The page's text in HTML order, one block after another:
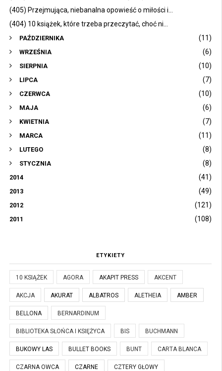
(405) Przejmująca, niebanalna opowieść o miłości i...
(404) 10 książek, które trzeba przeczytać, choć ni...
PAŹDZIERNIKA (11)
WRZEŚNIA (6)
SIERPNIA (10)
LIPCA (7)
CZERWCA (10)
MAJA (6)
KWIETNIA (7)
MARCA (11)
LUTEGO (8)
STYCZNIA (8)
2014 (41)
2013 (49)
2012 (121)
2011 (108)
ETYKIETY
10 KSIĄŻEK AGORA AKAPIT PRESS AKCENT
AKCJA AKURAT ALBATROS ALETHEIA AMBER
BELLONA BERNARDINUM
BIBLIOTEKA SŁOŃCA I KSIĘŻYCA BIS BUCHMANN
BUKOWY LAS BULLET BOOKS BUNT CARTA BLANCA
CZARNA OWCA CZARNE CZTERY GŁOWY